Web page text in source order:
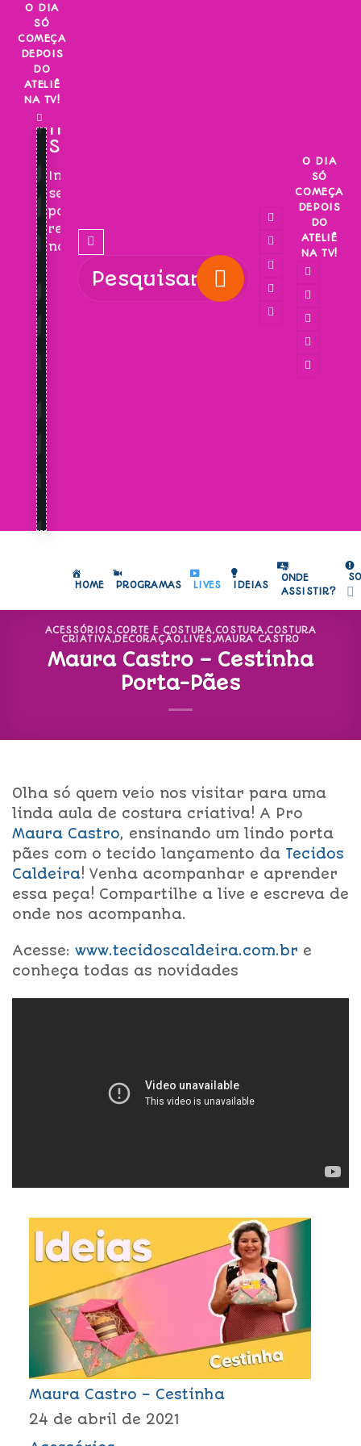
Skip
content
O DIA
SÓ
COMEÇA
DEPOIS
DO
ATELIÊ
NA TV!
INSCREVA-
SE!
Inscreva-
se
para
receber
novidades!
O DIA
SÓ
COMEÇA
DEPOIS
DO
ATELIÊ
NA TV!
HOME PROGRAMAS LIVES IDEIAS
ONDE
ASSISTIR?
ACESSÓRIOS,CORTE E COSTURA,COSTURA,COSTURA
CRIATIVA,DECORAÇÃO, LIVES,MAURA CASTRO
Maura Castro – Cestinha
Porta-Pães
Olha só quem veio nos visitar para uma
linda aula de costura criativa! A Pro
Maura Castro, ensinando um lindo porta
pães com o tecido lançamento da Tecidos
Caldeira! Venha acompanhar e aprender
essa peça! Compartilhe a live e escreva de
onde nos acompanha.
Acesse: www.tecidoscaldeira.com.br e
conheça todas as novidades
Maura Castro – Cestinha
24 de abril de 2021